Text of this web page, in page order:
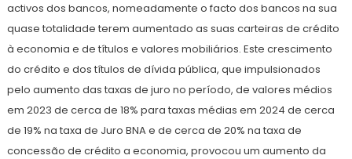
activos dos bancos, nomeadamente o facto dos bancos na sua
quase totalidade terem aumentado as suas carteiras de crédito
à economia e de títulos e valores mobiliários. Este crescimento
do crédito e dos títulos de dívida pública, que impulsionados
pelo aumento das taxas de juro no período, de valores médios
em 2023 de cerca de 18% para taxas médias em 2024 de cerca
de 19% na taxa de Juro BNA e de cerca de 20% na taxa de
concessão de crédito a economia, provocou um aumento da